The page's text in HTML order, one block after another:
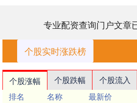
专业配资查询门户文章
个股实时涨跌榜
个股涨幅 个股跌幅 个股流入
排名
名称 最新价